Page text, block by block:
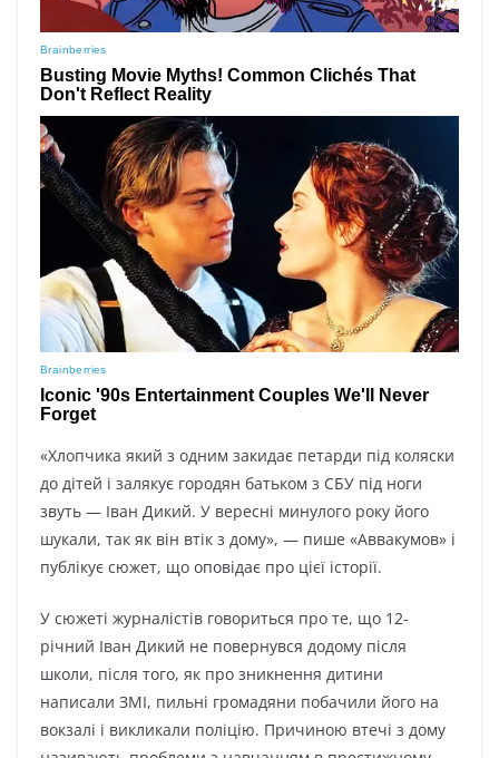
«Хлопчика який з одним закидає петарди під коляски
до дітей і залякує городян батьком з СБУ під ноги
звуть — Іван Дикий. У вересні минулого року його
шукали, так як він втік з дому», — пише «Аввакумов» і
публікує сюжет, що оповідає про цієї історії.
У сюжеті журналістів говориться про те, що 12-
річний Іван Дикий не повернувся додому після
школи, після того, як про зникнення дитини
написали ЗМІ, пильні громадяни побачили його на
вокзалі і викликали поліцію. Причиною втечі з дому